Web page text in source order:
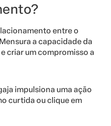
entre o
a capacidade da
criar um compromisso a
impulsiona uma ação
curtida ou clique em